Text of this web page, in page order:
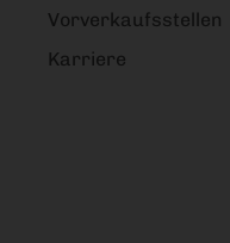
Vorverkaufsstellen
Karriere